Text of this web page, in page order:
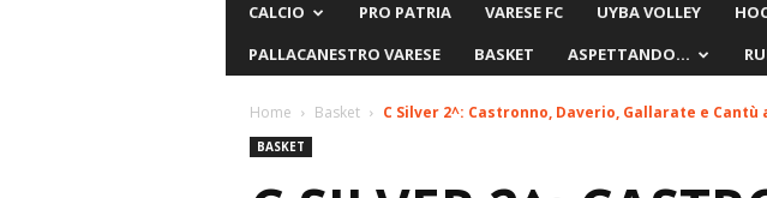
CALCIO PRO PATRIA VARESE FC UYBA VOLLEY
PALLACANESTRO VARESE
BASKET ASPETTANDO…
Home Basket C Silver 2^: Castronno, Daverio, Gallarate e
BASKET